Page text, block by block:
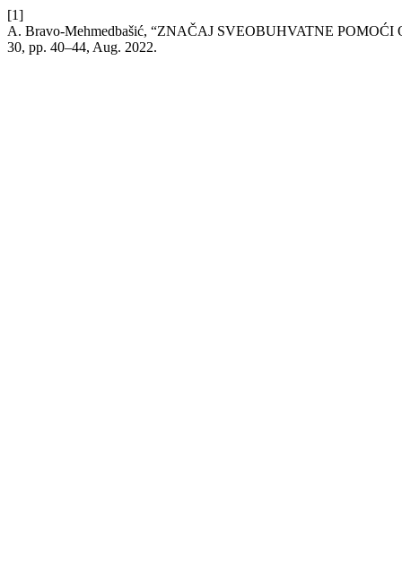
[1]
A. Bravo-Mehmedbašić, “ZNAČAJ SVEOBUHVATNE
30, pp. 40–44, Aug. 2022.